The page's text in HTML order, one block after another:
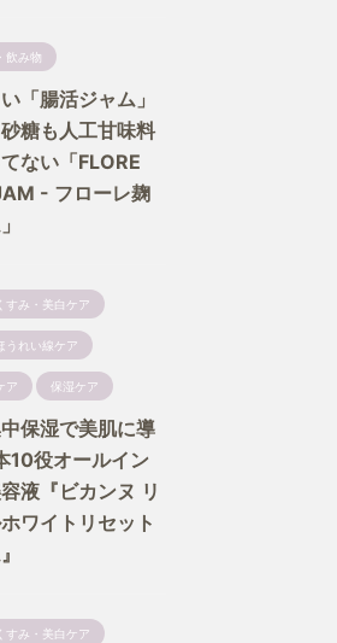
飲み物
「腸活ジャム」
糖も人工甘味料
ない「FLORE
- フローレ麹
すみ・美白ケア
うれい線ケア
ア 保湿ケア
保湿で美肌に導
10役オールイン
液『ビカンヌ リ
ワイトリセット
すみ・美白ケア